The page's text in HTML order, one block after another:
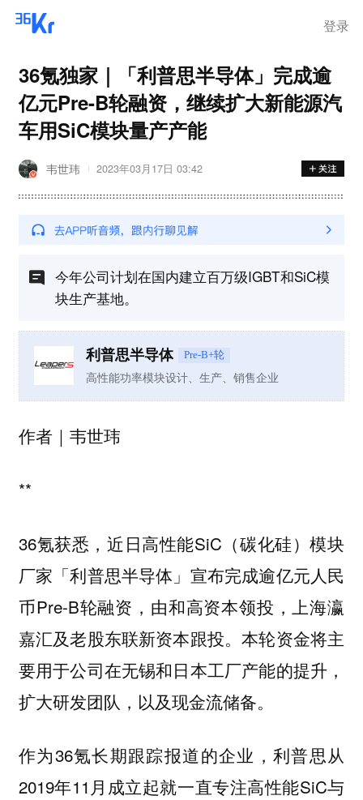
登录
36氪独家｜「利普思半导体」完成逾
亿元Pre-B轮融资，继续扩大新能源汽
车用SiC模块量产产能
韦世玮 2023年03月17日 03:42
今年公司计划在国内建立百万级IGBT和SiC模
块生产基地。
利普思半导体 Pre-B+轮
高性能功率模块设计、生产、销售企业
作者｜韦世玮
**
36氪获悉，近日高性能SiC（碳化硅）模块
厂家「利普思半导体」宣布完成逾亿元人民
币Pre-B轮融资，由和高资本领投，上海瀛
嘉汇及老股东联新资本跟投。本轮资金将主
要用于公司在无锡和日本工厂产能的提升，
扩大研发团队，以及现金流储备。
作为36氪长期跟踪报道的企业，利普思从
2019年11月成立起就一直专注高性能SiC与